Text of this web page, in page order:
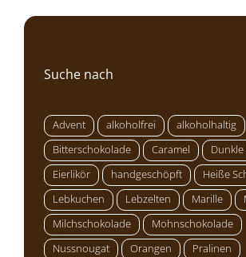
Suche nach
Advent alkoholfrei
alkoholhaltig
Bitterschokolade
Caramel
Eierlikör
handgeschöpft
Heiße
Lebkuchen
Lebzelten Marille
Milchschokolade
Mohnschokolade
Nussnougat
Orangen
Pralinen